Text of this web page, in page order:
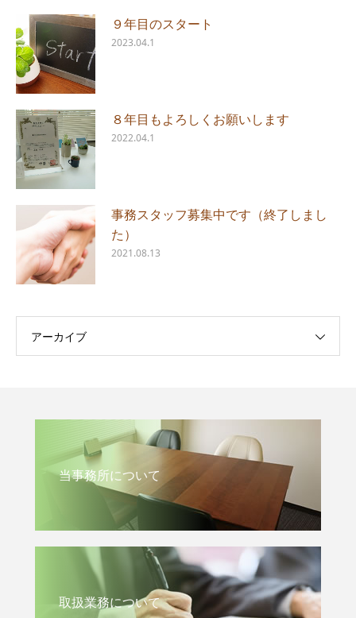
９年目のスタート
2023.04.1
８年目もよろしくお願いします
2022.04.1
事務スタッフ募集中です（終了しまし
た）
2021.08.13
アーカイブ
当事務所について
取扱業務について